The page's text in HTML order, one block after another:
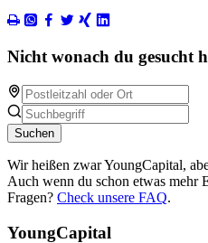
Nicht wonach du gesucht
Suchen
Wir heißen zwar YoungCapital,
Auch wenn du schon etwas mehr
Fragen? Check unsere FAQ.
YoungCapital